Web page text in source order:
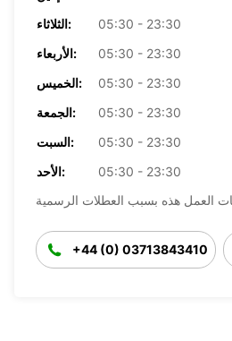
الثلاثاء:
05:30 - 23:30
الأربعاء:
05:30 - 23:30
الخميس:
05:30 - 23:30
الجمعة:
05:30 - 23:30
السبت:
05:30 - 23:30
الأحد:
05:30 - 23:30
+44 (0) 03713843410